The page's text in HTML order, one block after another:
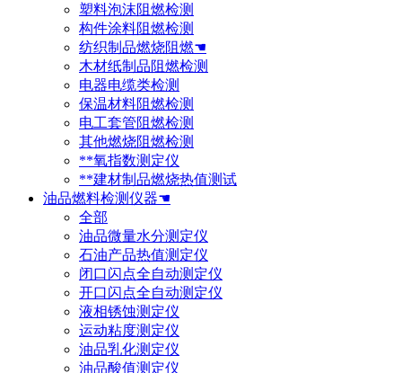
塑料泡沫阻燃检测
构件涂料阻燃检测
纺织制品燃烧阻燃☚
木材纸制品阻燃检测
电器电缆类检测
保温材料阻燃检测
电工套管阻燃检测
其他燃烧阻燃检测
**氧指数测定仪
**建材制品燃烧热值测试
油品燃料检测仪器☚
全部
油品微量水分测定仪
石油产品热值测定仪
闭口闪点全自动测定仪
开口闪点全自动测定仪
液相锈蚀测定仪
运动粘度测定仪
油品乳化测定仪
油品酸值测定仪